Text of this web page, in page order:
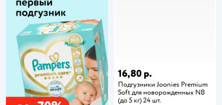
16,80 р.
Подгузники Joonies Premium
Soft для новорожденных NB
(до 5 кг) 24 шт.